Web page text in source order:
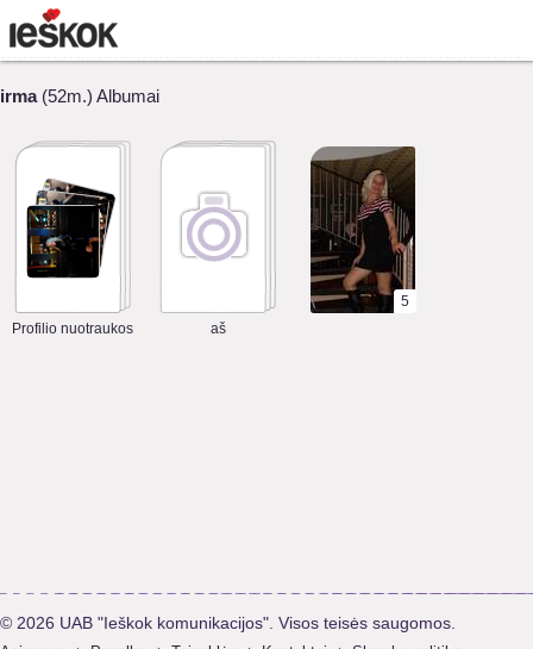
irma(52m.) Albumai
Profilio nuotraukos aš
5
© 2026 UAB "Ieškok komunikacijos". Visos teisės saugomos.